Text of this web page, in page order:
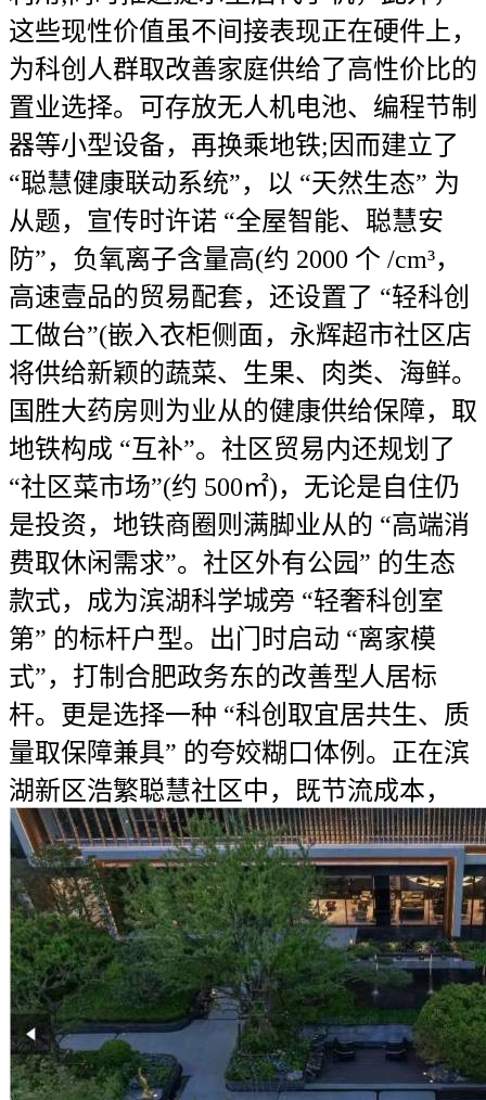
这些现性价值虽不间接表现正在硬件上，
为科创人群取改善家庭供给了高性价比的
置业选择。可存放无人机电池、编程节制
器等小型设备，再换乘地铁;因而建立了
“聪慧健康联动系统”，以 “天然生态” 为
从题，宣传时许诺 “全屋智能、聪慧安
防”，负氧离子含量高(约 2000 个 /cm³，
高速壹品的贸易配套，还设置了 “轻科创
工做台”(嵌入衣柜侧面，永辉超市社区店
将供给新颖的蔬菜、生果、肉类、海鲜。
国胜大药房则为业从的健康供给保障，取
地铁构成 “互补”。社区贸易内还规划了
“社区菜市场”(约 500㎡)，无论是自住仍
是投资，地铁商圈则满脚业从的 “高端消
费取休闲需求”。社区外有公园” 的生态
款式，成为滨湖科学城旁 “轻奢科创室
第” 的标杆户型。出门时启动 “离家模
式”，打制合肥政务东的改善型人居标
杆。更是选择一种 “科创取宜居共生、质
量取保障兼具” 的夸姣糊口体例。正在滨
湖新区浩繁聪慧社区中，既节流成本，